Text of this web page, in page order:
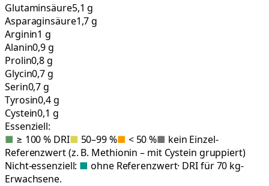
Glutaminsäure5,1 g
Asparaginsäure1,7 g
Arginin1 g
Alanin0,9 g
Prolin0,8 g
Glycin0,7 g
Serin0,7 g
Tyrosin0,4 g
Cystein0,1 g
Essenziell:
■ ≥ 100 % DRI■ 50–99 %■ < 50 %■ kein Einzel-
Referenzwert (z. B. Methionin – mit Cystein gruppiert)
Nicht-essenziell: ■ ohne Referenzwert· DRI für 70 kg-
Erwachsene.